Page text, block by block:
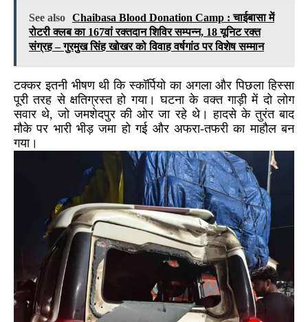
See also Chaibasa Blood Donation Camp : चाईबासा में
रोटरी क्लब का 167वां रक्तदान शिविर सम्पन्न, 18 यूनिट रक्त
संग्रह – गुरमुख सिंह खोखर को विवाह वर्षगांठ पर विशेष सम्मान
टक्कर इतनी भीषण थी कि स्कॉर्पियो का अगला और पिछला हिस्सा
पूरी तरह से क्षतिग्रस्त हो गया। घटना के वक्त गाड़ी में दो लोग
सवार थे, जो जमशेदपुर की ओर जा रहे थे। हादसे के तुरंत बाद
मौके पर भारी भीड़ जमा हो गई और अफरा-तफरी का माहौल बन
गया।